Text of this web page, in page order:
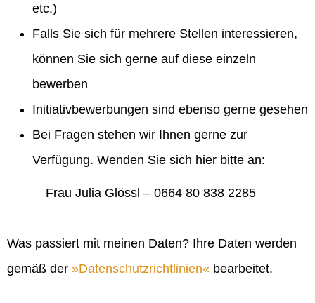
etc.)
Falls Sie sich für mehrere Stellen interessieren,
können Sie sich gerne auf diese einzeln
bewerben
Initiativbewerbungen sind ebenso gerne gesehen
Bei Fragen stehen wir Ihnen gerne zur
Verfügung. Wenden Sie sich hier bitte an:
Frau Julia Glössl – 0664 80 838 2285
Was passiert mit meinen Daten? Ihre Daten werden
gemäß der
Datenschutzrichtlinien bearbeitet.